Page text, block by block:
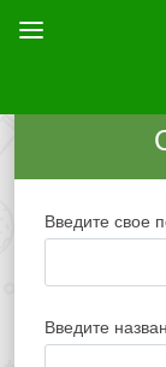
Введите свое
Введите